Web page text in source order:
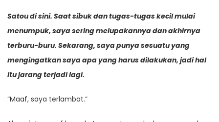
Satou di sini. Saat sibuk dan tugas-tugas kecil mulai
menumpuk, saya sering melupakannya dan akhirnya
terburu-buru. Sekarang, saya punya sesuatu yang
mengingatkan saya apa yang harus dilakukan, jadi hal
itu jarang terjadi lagi.
“Maaf, saya terlambat.”